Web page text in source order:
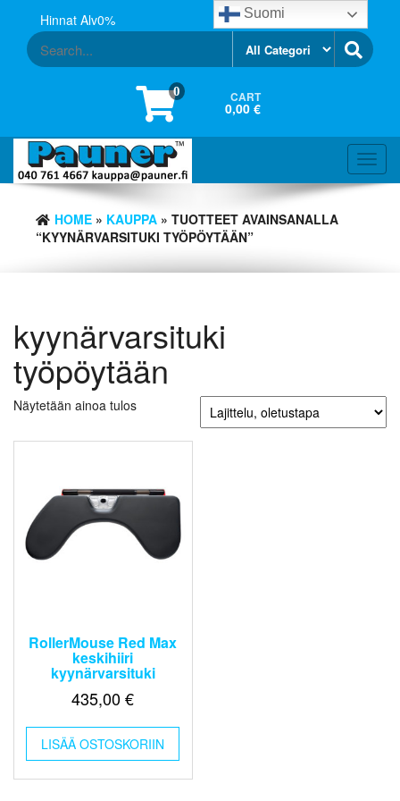
content
Hinnat Alv0%
0 CART
0,00 €
HOME » KAUPPA » TUOTTEET AVAINSANALLA
“KYYNÄRVARSITUKI TYÖPÖYTÄÄN”
kyynärvarsituki
työpöytään
Näytetään ainoa tulos
RollerMouse Red Max
keskihiiri
kyynärvarsituki
435,00€
LISÄÄ OSTOSKORIIN
Suomi